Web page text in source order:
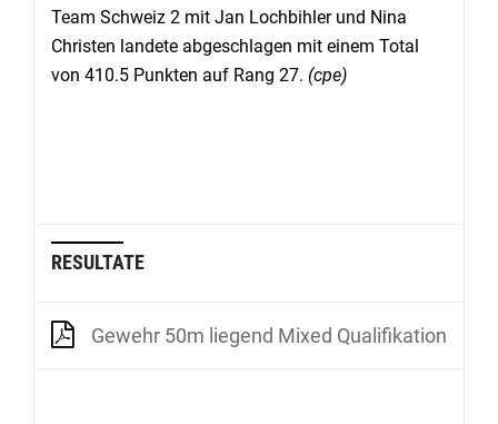
Team Schweiz 2 mit Jan Lochbihler und Nina
Christen landete abgeschlagen mit einem Total
von 410.5 Punkten auf Rang 27. (cpe)
RESULTATE
Gewehr 50m liegend Mixed Qualifikation